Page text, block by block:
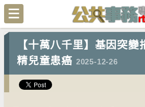
【十萬八千里】基因突變
精兒童患癌 2025-12-26